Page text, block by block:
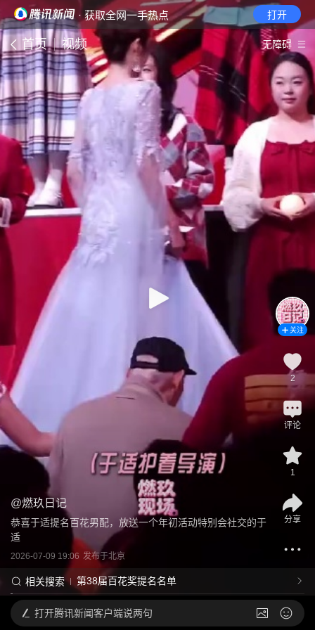
· 获取全网一手热点 打开
首页 视频 无障碍
@燃玖日记
恭喜于适提名百花男配，放送一个年初活动特别会社交的于
适
2026-07-09 19:06 发布于北京
相关搜索 第38届百花奖提名名单
关注
2
评论
1
分享
打开腾讯新闻客户端说两句